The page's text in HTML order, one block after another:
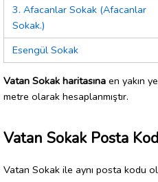
3. Afacanlar Sokak (Afacanlar
Sokak.)
Esengül Sokak
Vatan Sokak haritasına en yakın
metre olarak hesaplanmıştır.
Vatan Sokak Posta
Vatan Sokak ile aynı posta kodu